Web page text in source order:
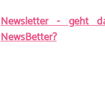
Newsletter - geht
NewsBetter?